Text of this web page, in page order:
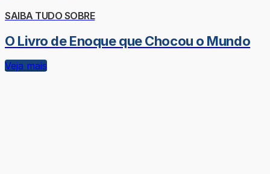
SAIBA TUDO SOBRE
O Livro de Enoque que Chocou o Mundo
Veja mais